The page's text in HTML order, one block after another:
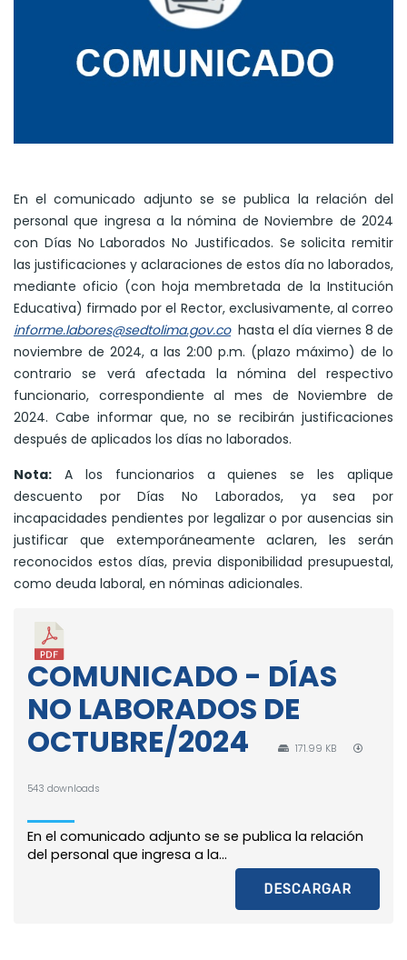
En el comunicado adjunto se se publica la relación del
personal que ingresa a la nómina de Noviembre de 2024
con Días No Laborados No Justificados. Se solicita remitir
las justificaciones y aclaraciones de estos día no laborados,
mediante oficio (con hoja membretada de la Institución
Educativa) firmado por el Rector, exclusivamente, al correo
informe.labores@sedtolima.gov.cohasta el día viernes 8 de
noviembre de 2024, a las 2:00 p.m. (plazo máximo) de lo
contrario se verá afectada la nómina del respectivo
funcionario, correspondiente al mes de Noviembre de
2024. Cabe informar que, no se recibirán justificaciones
después de aplicados los días no laborados.
Nota: A los funcionarios a quienes se les aplique
descuento por Días No Laborados, ya sea por
incapacidades pendientes por legalizar o por ausencias sin
justificar que extemporáneamente aclaren, les serán
reconocidos estos días, previa disponibilidad presupuestal,
como deuda laboral, en nóminas adicionales.
COMUNICADO - DÍAS
NO LABORADOS DE
OCTUBRE/2024
171.99 KB
543 downloads
En el comunicado adjunto se se publica la relación
del personal que ingresa a la...
DESCARGAR